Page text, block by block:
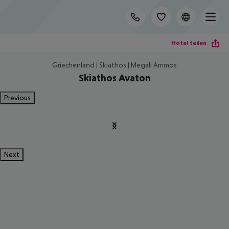
Hotel teilen
Griechenland | Skiathos | Megali Ammos
Skiathos Avaton
Previous
Next